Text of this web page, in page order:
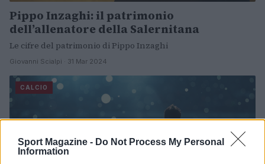
Sport Magazine - Do Not Process My Personal
Information
Pippo Inzaghi: il patrimonio
dell’allenatore della Salernitana
Le cifre del patrimonio di Pippo Inzaghi
Giovanni Scialpi · 31 Mar 2024
CALCIO